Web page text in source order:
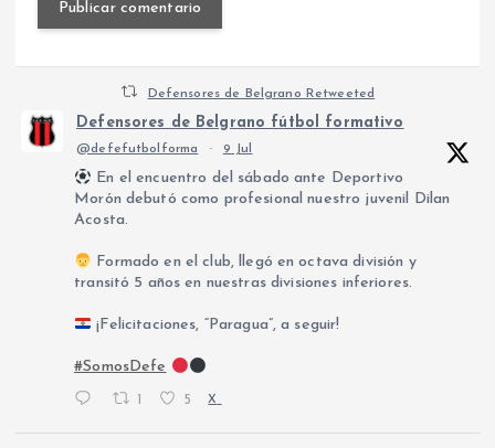
Defensores de Belgrano Retweeted
Defensores de Belgrano fútbol formativo
@defefutbolforma · 9 Jul
En el encuentro del sábado ante Deportivo
Morón debutó como profesional nuestro juvenil Dilan
Acosta.
Formado en el club, llegó en octava división y
transitó 5 años en nuestras divisiones inferiores.
¡Felicitaciones, “Paragua”, a seguir!
#SomosDefe
5 X